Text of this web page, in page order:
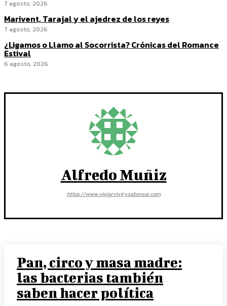
7 agosto, 2026
Marivent, Tarajal y el ajedrez de los reyes
7 agosto, 2026
¿Ligamos o Llamo al Socorrista? Crónicas del Romance
Estival
6 agosto, 2026
Alfredo Muñiz
https://www.viajarvivirysaborear.com
Pan, circo y masa madre:
las bacterias también
saben hacer política